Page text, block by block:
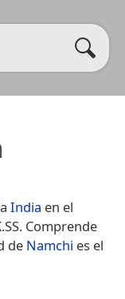
India en el
Comprende
de Namchi es el